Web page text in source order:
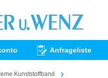
Anfrageliste
Kunststoffband